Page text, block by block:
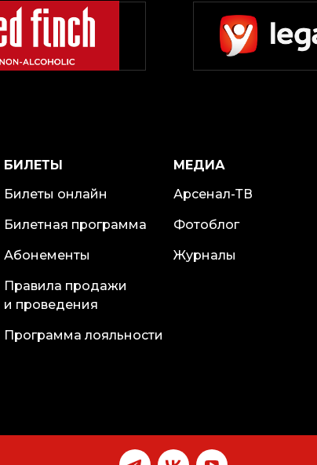
БИЛЕТЫ
Билеты онлайн
Билетная программа
Абонементы
Правила продажи
и проведения
Программа лояльности
МЕДИА
Арсенал-ТВ
Фотоблог
Журналы